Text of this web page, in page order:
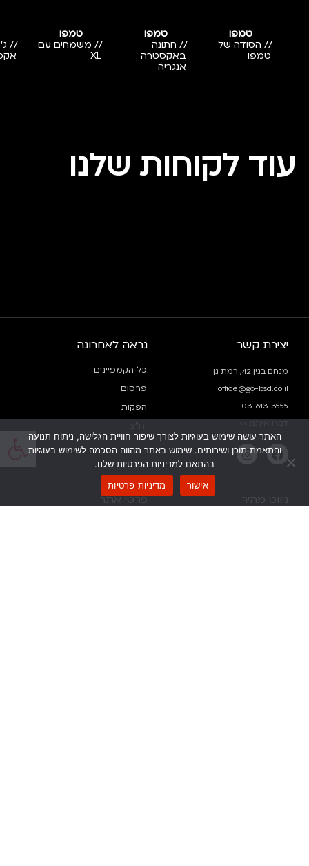
טמפו
// הסודה של
טמפו
טמפו
// חתונה
באקסטרה
אנגריה
טמפו
// משמחים עם
XL
//
עוד לקוחות שלנו
יצירת קשר
מנחם בגין 42, רמת גן
office@go-bsd.co.il
03-613-3555
נראה לאחרונה
כל הקמפיינים
פרסום
הפקות
ניווט מהיר פרטי אתר
האתר עושה שימוש בעוגיות לצורך שיפור חוויית הגלישה, ניתוח תנועה
והתאמת תוכן ושירותים. שימוש באתר מהווה הסכמה לשימוש בעוגיות
בהתאם למדיניות הפרטיות שלנו.
אישור
מדיניות פרטיות